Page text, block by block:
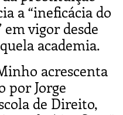
a “ineficácia do
vigor desde
academia.
acrescenta
por Jorge
de Direito,